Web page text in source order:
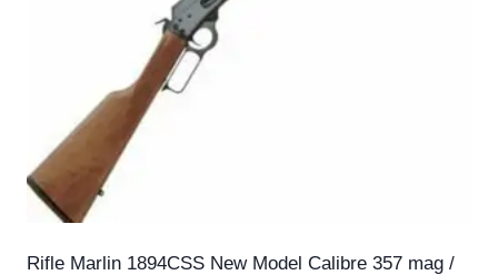
Rifle Marlin 1894CSS New Model Calibre 357 mag /